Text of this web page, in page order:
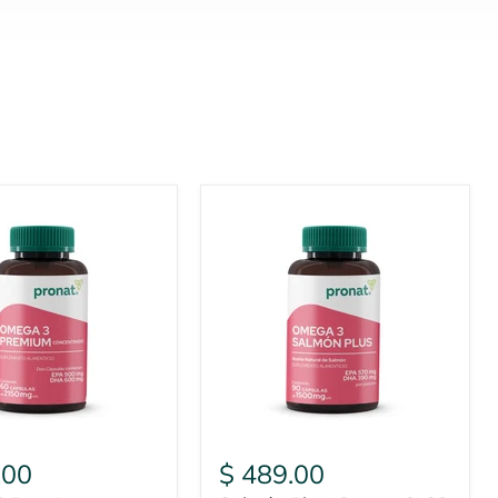
$ 489.00